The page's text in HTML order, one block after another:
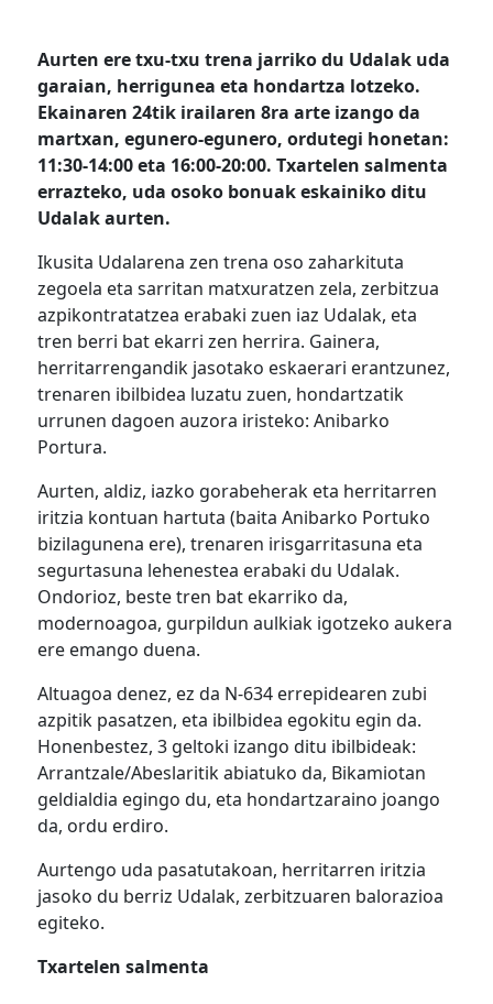
Aurten ere txu-txu trena jarriko du Udalak uda
garaian, herrigunea eta hondartza lotzeko.
Ekainaren 24tik irailaren 8ra arte izango da
martxan, egunero-egunero, ordutegi honetan:
11:30-14:00 eta 16:00-20:00. Txartelen salmenta
errazteko, uda osoko bonuak eskainiko ditu
Udalak aurten.
Ikusita Udalarena zen trena oso zaharkituta
zegoela eta sarritan matxuratzen zela, zerbitzua
azpikontratatzea erabaki zuen iaz Udalak, eta
tren berri bat ekarri zen herrira. Gainera,
herritarrengandik jasotako eskaerari erantzunez,
trenaren ibilbidea luzatu zuen, hondartzatik
urrunen dagoen auzora iristeko: Anibarko
Portura.
Aurten, aldiz, iazko gorabeherak eta herritarren
iritzia kontuan hartuta (baita Anibarko Portuko
bizilagunena ere), trenaren irisgarritasuna eta
segurtasuna lehenestea erabaki du Udalak.
Ondorioz, beste tren bat ekarriko da,
modernoagoa, gurpildun aulkiak igotzeko aukera
ere emango duena.
Altuagoa denez, ez da N-634 errepidearen zubi
azpitik pasatzen, eta ibilbidea egokitu egin da.
Honenbestez, 3 geltoki izango ditu ibilbideak:
Arrantzale/Abeslaritik abiatuko da, Bikamiotan
geldialdia egingo du, eta hondartzaraino joango
da, ordu erdiro.
Aurtengo uda pasatutakoan, herritarren iritzia
jasoko du berriz Udalak, zerbitzuaren balorazioa
egiteko.
Txartelen salmenta